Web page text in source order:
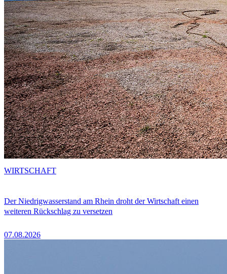
Der Niedrigwasserstand am Rhein droht der Wirtschaft einen
weiteren Rückschlag zu versetzen
07.08.2026
WIRTSCHAFT